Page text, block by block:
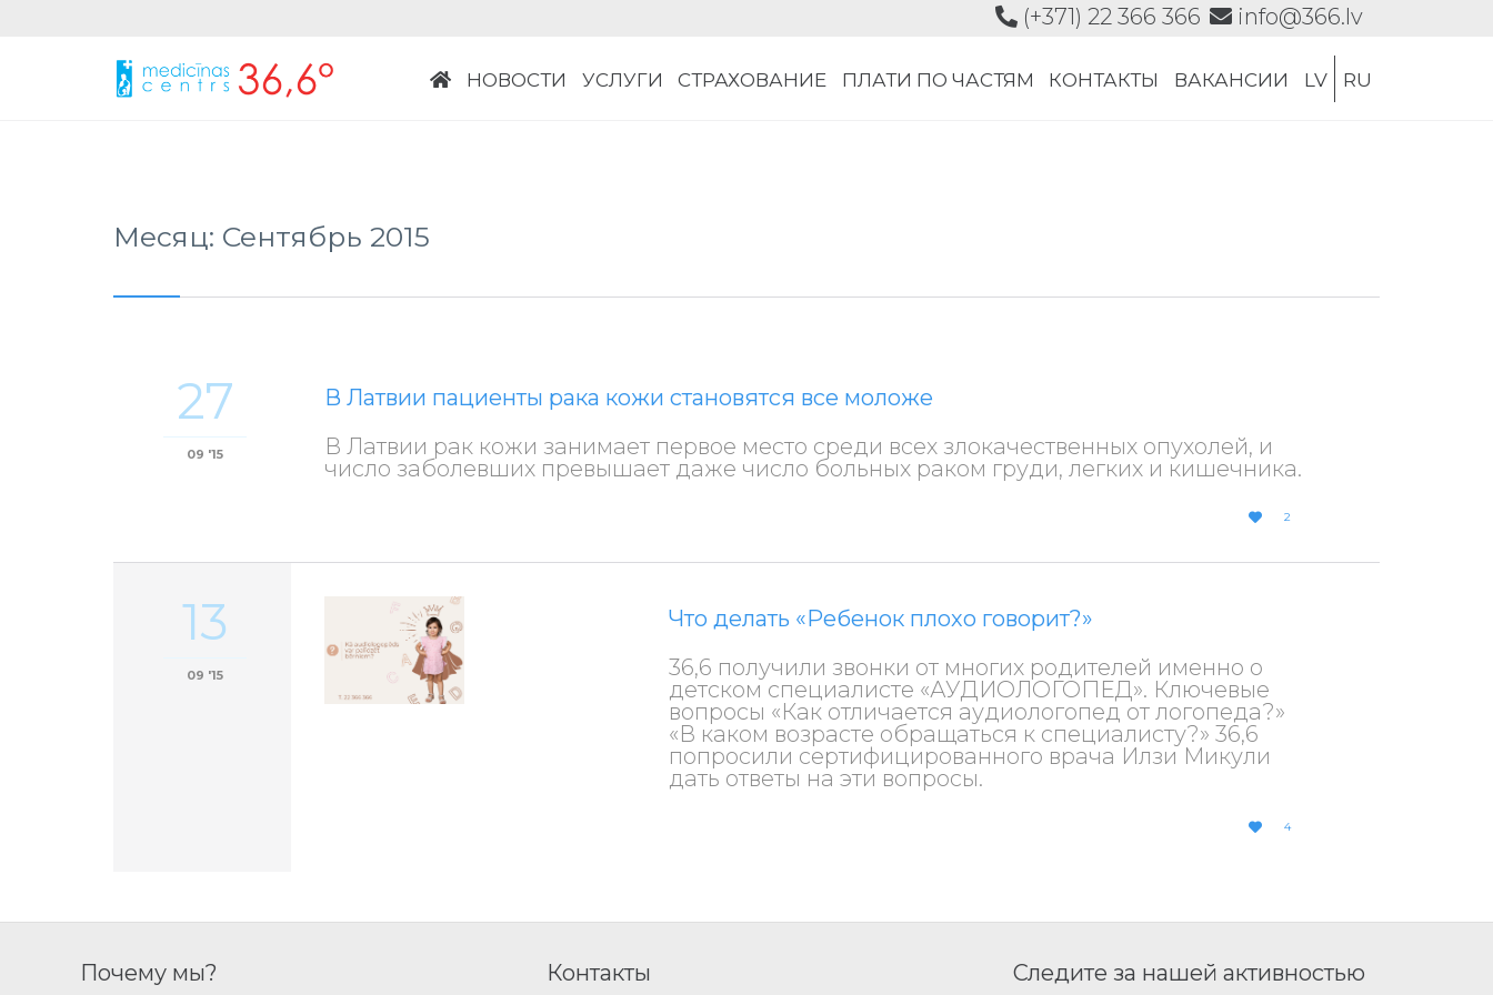
(+371) 22 366 366
info@366.lv
НОВОСТИ УСЛУГИ СТРАХОВАНИЕ ПЛАТИ ПО ЧАСТЯМ КОНТАКТЫ ВАКАНСИИ LV RU
Месяц: Сентябрь 2015
27
09 '15
В Латвии пациенты рака кожи становятся все моложе
В Латвии рак кожи занимает первое место среди всех злокачественных опухолей, и
число заболевших превышает даже число больных раком груди, легких и кишечника.

LOVE
IT
2
13
09 '15
Что делать «Ребенок плохо говорит?»
36,6 получили звонки от многих родителей именно о
детском специалисте «АУДИОЛОГОПЕД». Ключевые
вопросы «Как отличается аудиологопед от логопеда?»
«В каком возрасте обращаться к специалисту?» 36,6
попросили сертифицированного врача Илзи Микули
дать ответы на эти вопросы.

LOVE
4
Почему мы? Контакты Следите за нашей активностью